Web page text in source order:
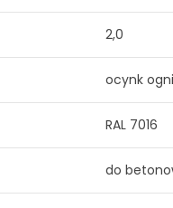
2,0
ocynk
RAL 7016
do